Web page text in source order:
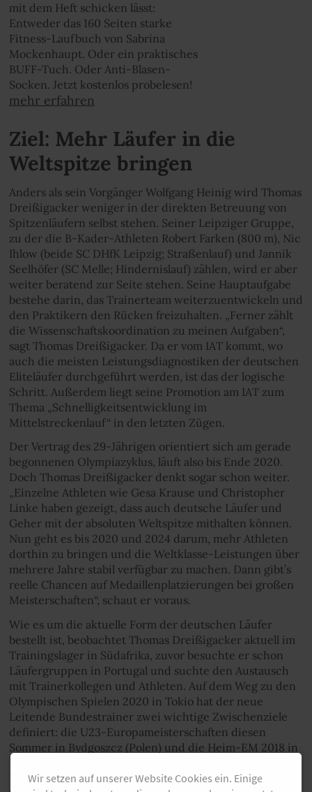
mit dem Heft schicken lässt:
Entweder das 160 Seiten starke
Fitness-Laufbuch von Sabrina
Mockenhaupt. Oder ein praktisches
BUFF-Tuch. Oder Anti-Blasen-
Socken. Jetzt kostenlos probelesen!
mehr erfahren
Ziel: Mehr Läufer in die
Weltspitze bringen
Anders als sein Vorgänger Wolfgang Heinig wird Thomas
Dreißigacker weniger in der direkten Betreuung von
Spitzenläufern selbst stehen. Seiner Leipziger Gruppe,
zu der die B-Kader-Athleten Robert Farken (800 m), Nic
Ihlow (beide SC DHfK Leipzig; Straßenlauf) und Jannik
Seelhöfer (SC Melle; Hindernislauf) zählen, wird er aber
weiter beratend zur Seite stehen. Seine Hauptaufgabe
bestehe darin, das Trainerteam weiterzuentwickeln und
den Praktikern den Rücken freizuhalten. „Ferner zählt
die Wissenschaftskoordination zu meinen Aufgaben“,
sagt Thomas Dreißigacker. Da er vom IAT kommt, wo
auch die meisten Leistungsdiagnostiken der deutschen
Eliteläufer durchgeführt werden, ist das der logische
Schritt. Außerdem liegt seine Promotion am IAT zum
Thema „Schnelligkeitsentwicklung im
Mittelstreckenlauf“ in den letzten Zügen.
Der Vertrag des 29-Jährigen orientiert sich am gerade
begonnenen Olympiazyklus, läuft also bis Ende 2020.
Doch Thomas Dreißigacker denkt sogar schon weiter.
„Einzelne Athleten wie Gesa Krause und Christopher
Linke haben gezeigt, dass auch deutsche Läufer und
Geher mit der absoluten Weltspitze mithalten können.
Nun geht es bis 2020 und 2024 darum, mehr Athleten
dorthin zu bringen und die Weltklasse-Leistungen über
mehrere Jahre stabil verfügbar zu machen. Dann gibt’s
reelle Chancen auf Medaillenplatzierungen bei großen
Meisterschaften“, schaut er voraus.
Wie es um die aktuelle Form der deutschen Läufer
bestellt ist, beobachtet Thomas Dreißigacker aktuell im
Trainingslager in Südafrika, zuvor besuchte er schon
Läufergruppen in Portugal und suchte den Austausch
mit Trainerkollegen und Athleten. Auf dem Weg zu den
Olympischen Spielen 2020 in Tokio hat der neue
Leitende Bundestrainer zwei wichtige Zwischenziele
definiert: die U23-Europameisterschaften diesen
Sommer in Bydgoszcz (Polen) und die Heim-EM 2018 in
Läufer. Allen voran Konstanze Klosterhalfen, Alina Reh,
Wir setzen auf unserer Website Cookies ein. Einige